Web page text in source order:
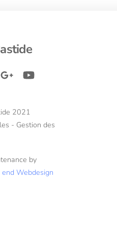
Google+
2021
- Gestion des
by